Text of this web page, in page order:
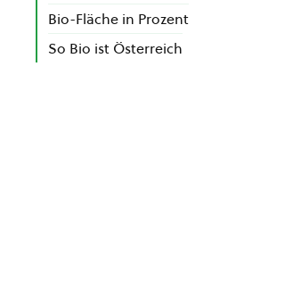
Bio-Fläche in Prozent
So Bio ist Österreich